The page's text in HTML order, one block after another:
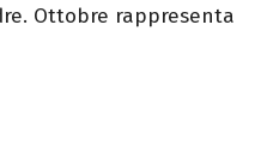
Ottobre rappresenta